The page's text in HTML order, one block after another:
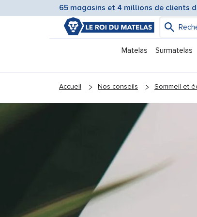
65 magasins et 4 millions de clients
Matelas Surmatelas
Accueil Nos conseils Sommeil et